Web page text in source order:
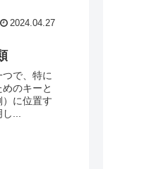
2024.04.27
で、特に
のキーと
に位置す
...